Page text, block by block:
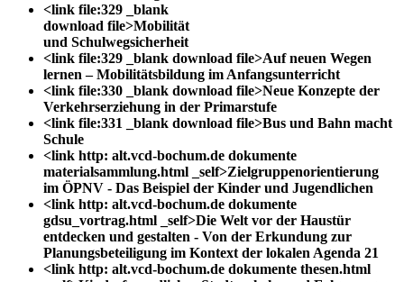
<link file:329 _blank
download file>Mobilität
und Schulwegsicherheit
<link file:329 _blank download file>Auf neuen Wegen
lernen – Mobilitätsbildung im Anfangsunterricht
<link file:330 _blank download file>Neue Konzepte der
Verkehrserziehung in der Primarstufe
<link file:331 _blank download file>Bus und Bahn macht
Schule
<link http: alt.vcd-bochum.de dokumente
materialsammlung.html _self>Zielgruppenorientierung
im ÖPNV - Das Beispiel der Kinder und Jugendlichen
<link http: alt.vcd-bochum.de dokumente
gdsu_vortrag.html _self>Die Welt vor der Haustür
entdecken und gestalten - Von der Erkundung zur
Planungsbeteiligung im Kontext der lokalen Agenda 21
<link http: alt.vcd-bochum.de dokumente thesen.html